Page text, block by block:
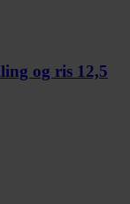
og ris 12,5